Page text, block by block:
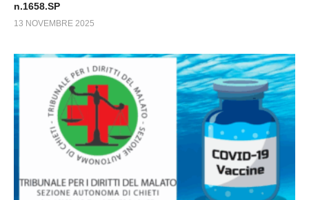
n.1658.SP
13 NOVEMBRE 2025